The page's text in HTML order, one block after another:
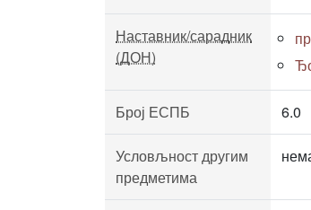
Наставник/сарадник
(ДОН)
Број ЕСПБ 6.0
Условљност другим
предметима